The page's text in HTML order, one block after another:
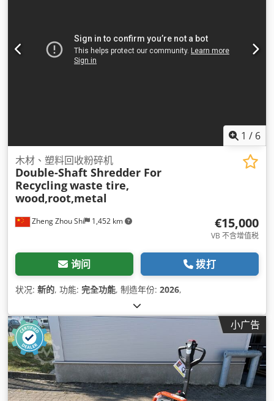
1 / 6
Zheng Zhou Shi 1,452 km
木材、塑料回收粉碎机
Double-Shaft Shredder For
Recyclingwaste tire,
wood,root,metal
€15,000
VB 不含增值税
询问 拨打
状况: 新的, 功能: 完全功能, 制造年份: 2026,
小广告